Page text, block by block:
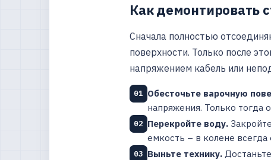
Как демонтировать
Сначала полностью
поверхности. Только после
напряжением кабель или
01 Обесточьте варочную
напряжения. Только тогда
02 Перекройте воду.
емкость – в колене всегда
03 Выньте технику.